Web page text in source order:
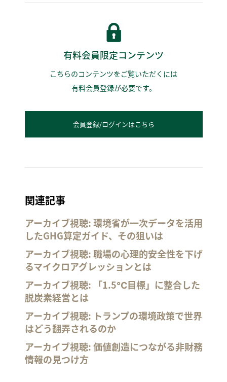
有料会員限定コンテンツ
こちらのコンテンツをご覧いただくには
有料会員登録が必要です。
会員登録/ログインはこちら
関連記事
アーカイブ視聴: 環境省が一次データを活用
したGHG算定ガイド、その狙いは
アーカイブ視聴: 職場の心理的安全性を下げ
るマイクロアグレッションとは
アーカイブ視聴: 「1.5℃目標」に整合した
脱炭素経営とは
アーカイブ視聴: トランプの環境政策で世界
はどう翻弄されるのか
アーカイブ視聴: 価値創造につながる非財務
情報の見つけ方